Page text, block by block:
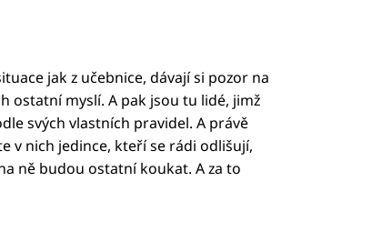
jak z učebnice, dávají si pozor na
ostatní myslí. A pak jsou tu lidé, jimž
svých vlastních pravidel. A právě
v nich jedince, kteří se rádi odlišují,
ně budou ostatní koukat. A za to